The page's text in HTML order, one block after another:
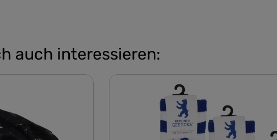
auch interessieren: